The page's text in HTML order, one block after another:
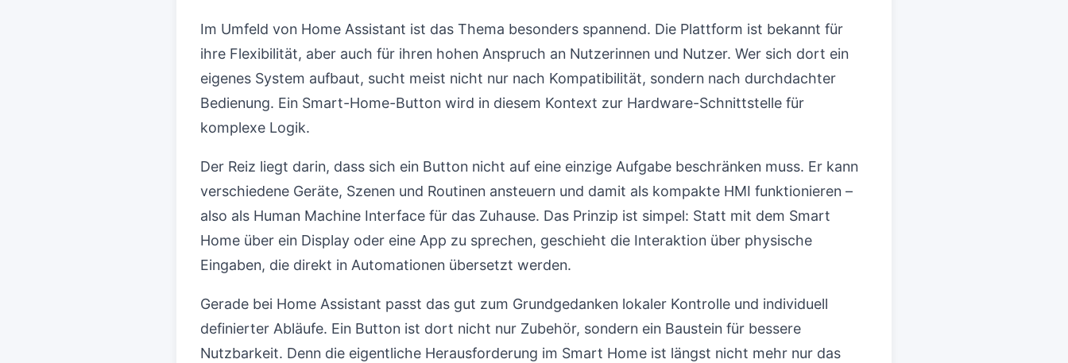
Im Umfeld von Home Assistant ist das Thema besonders spannend. Die Plattform ist bekannt für
ihre Flexibilität, aber auch für ihren hohen Anspruch an Nutzerinnen und Nutzer. Wer sich dort ein
eigenes System aufbaut, sucht meist nicht nur nach Kompatibilität, sondern nach durchdachter
Bedienung. Ein Smart-Home-Button wird in diesem Kontext zur Hardware-Schnittstelle für
komplexe Logik.
Der Reiz liegt darin, dass sich ein Button nicht auf eine einzige Aufgabe beschränken muss. Er kann
verschiedene Geräte, Szenen und Routinen ansteuern und damit als kompakte HMI funktionieren –
also als Human Machine Interface für das Zuhause. Das Prinzip ist simpel: Statt mit dem Smart
Home über ein Display oder eine App zu sprechen, geschieht die Interaktion über physische
Eingaben, die direkt in Automationen übersetzt werden.
Gerade bei Home Assistant passt das gut zum Grundgedanken lokaler Kontrolle und individuell
definierter Abläufe. Ein Button ist dort nicht nur Zubehör, sondern ein Baustein für bessere
Nutzbarkeit. Denn die eigentliche Herausforderung im Smart Home ist längst nicht mehr nur das